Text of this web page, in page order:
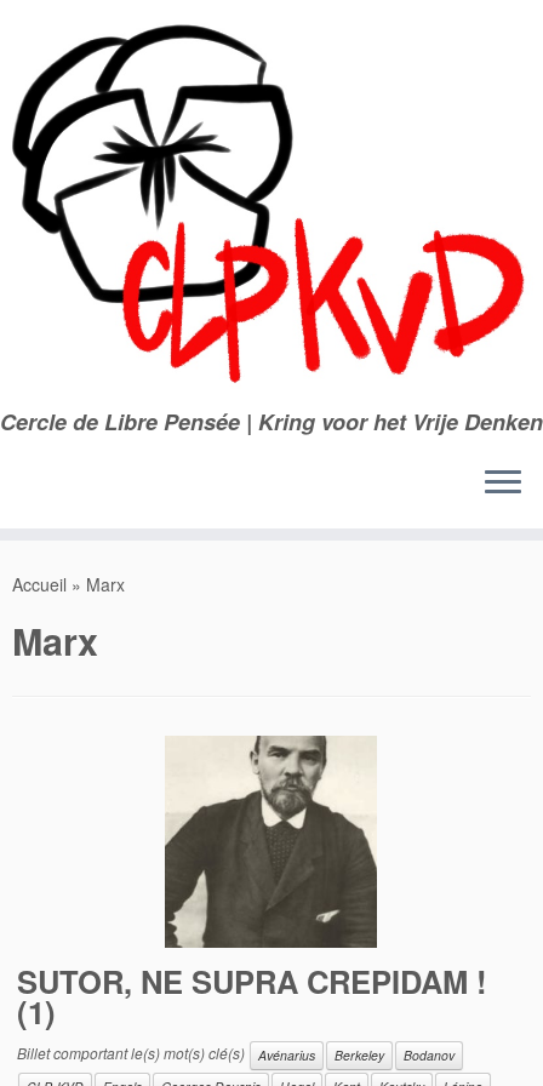
contenu
Cercle de Libre Pensée | Kring voor het Vrije Denken
Accueil » Marx
Marx
SUTOR, NE SUPRA CREPIDAM !
(1)
Billet comportant le(s) mot(s) clé(s) Avénarius Berkeley
Bodanov